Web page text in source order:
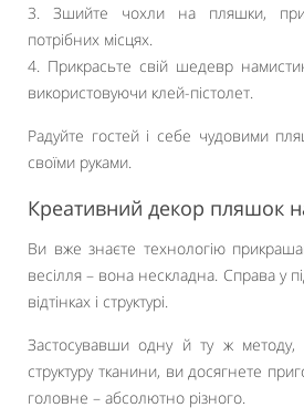
3. Зшийте чохли на пляшки,
потрібних місцях.
4. Прикрасьте свій шедевр
використовуючи клей-пістолет.
Радуйте гостей і себе чудовими
своїми руками.
Креативний декор пляшок
Ви вже знаєте технологію
весілля – вона нескладна. Справа у
відтінках і структурі.
Застосувавши одну й ту ж методу,
структуру тканини, ви досягнете
головне – абсолютно різного.